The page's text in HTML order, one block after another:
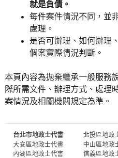
就是負債。
每件案件情況不同，並
處理。
是否可辦理、如何辦理
個案實際情況判斷。
本頁內容為拋棄繼承一般服務
際所需文件、辦理方式、處理
案情況及相關機關規定為準。
台北市地政士代書
大安區地政士代書
內湖區地政士代書
北投區地政
中山區地政
信義區地政